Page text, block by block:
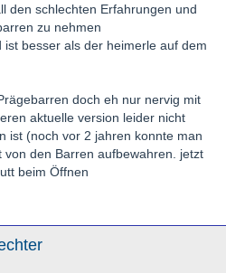
den schlechten Erfahrungen und
zu nehmen
besser als der heimerle auf dem
doch eh nur nervig mit
aktuelle version leider nicht
ist (noch vor 2 jahren konnte man
den Barren aufbewahren. jetzt
beim Öffnen